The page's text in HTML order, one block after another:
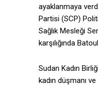
ayaklanmaya
Partisi (SCP)
Sağlık Mesleği
karşılığında
Sudan Kadın
kadın düşmanı